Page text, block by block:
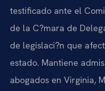
testificado ante el
de la C?mara de
de legislaci?n que
estado. Mantiene
abogados en Virginia,